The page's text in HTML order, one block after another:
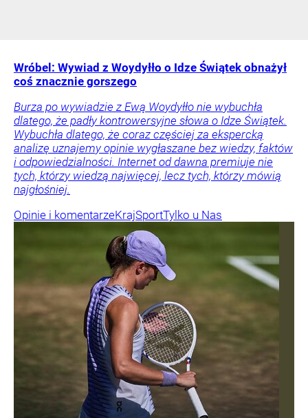
Wróbel: Wywiad z Woydyłło o Idze Świątek obnażył
coś znacznie gorszego
Burza po wywiadzie z Ewą Woydyłło nie wybuchła
dlatego, że padły kontrowersyjne słowa o Idze Świątek.
Wybuchła dlatego, że coraz częściej za ekspercką
analizę uznajemy opinie wygłaszane bez wiedzy, faktów
i odpowiedzialności. Internet od dawna premiuje nie
tych, którzy wiedzą najwięcej, lecz tych, którzy mówią
najgłośniej.
Opinie i komentarzeKrajSportTylko u Nas